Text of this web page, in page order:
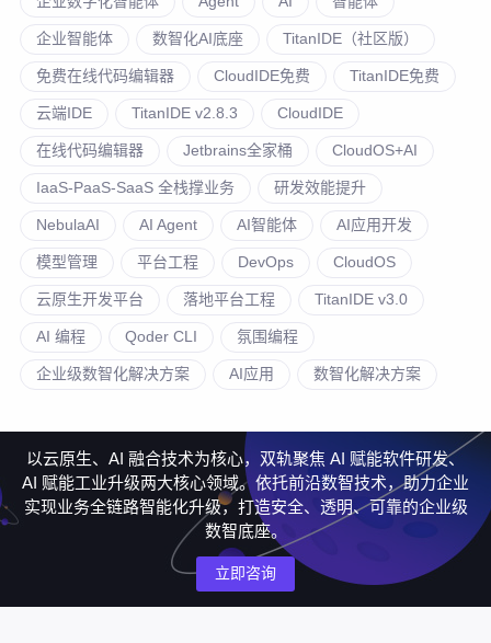
企业智能体 数智化AI底座 TitanIDE（社区版）
免费在线代码编辑器 CloudIDE免费 TitanIDE免费
云端IDE TitanIDE v2.8.3 CloudIDE
在线代码编辑器 Jetbrains全家桶 CloudOS+AI
IaaS-PaaS-SaaS 全栈撑业务 研发效能提升
NebulaAI AI Agent AI智能体 AI应用开发
模型管理 平台工程 DevOps CloudOS
云原生开发平台 落地平台工程 TitanIDE v3.0
AI 编程 Qoder CLI 氛围编程
企业级数智化解决方案 AI应用 数智化解决方案
以云原生、AI 融合技术为核心，双轨聚焦 AI 赋能软件研发、
AI 赋能工业升级两大核心领域。依托前沿数智技术，助力企业
实现业务全链路智能化升级，打造安全、透明、可靠的企业级
数智底座。
立即咨询